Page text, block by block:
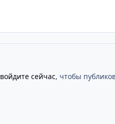
войдите сейчас, чтобы